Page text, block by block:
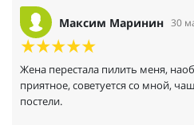
Максим Маринин 30
Жена перестала пилить меня,
приятное, советуется со мной,
постели.